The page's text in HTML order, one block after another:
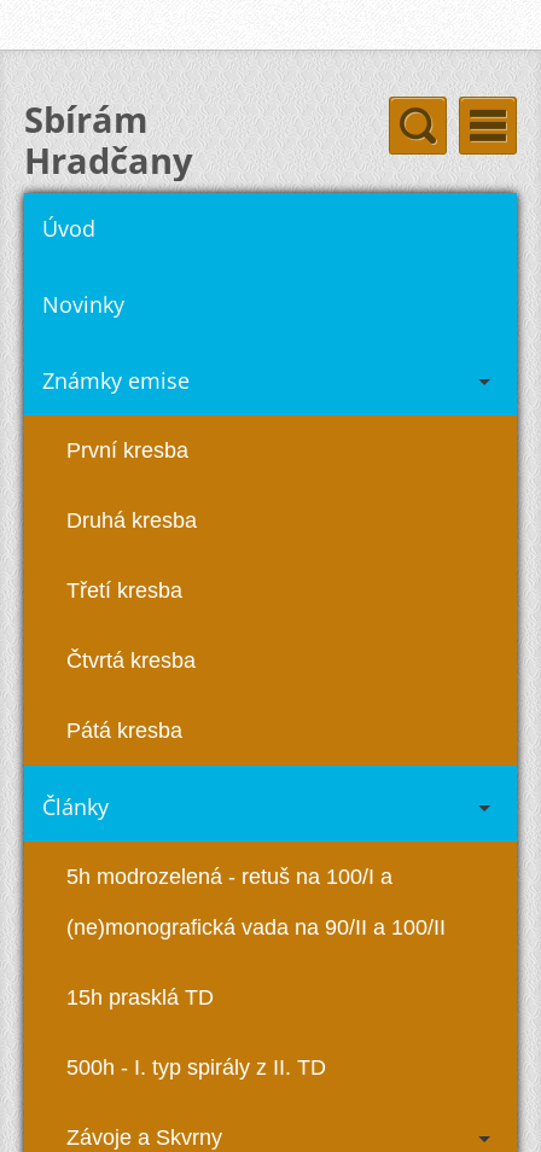
Sbírám
Hradčany
hradcany-stamps.com
Úvod
Novinky
Známky emise
První kresba
Druhá kresba
Třetí kresba
Čtvrtá kresba
Pátá kresba
Články
5h modrozelená - retuš na 100/I a
(ne)monografická vada na 90/II a 100/II
15h prasklá TD
500h - I. typ spirály z II. TD
Závoje a Skvrny